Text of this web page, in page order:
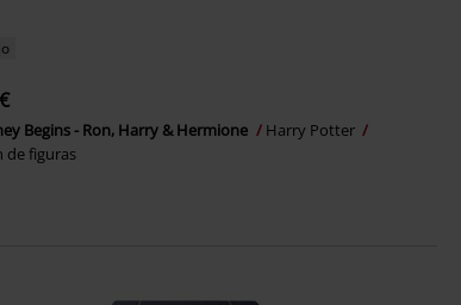
Begins - Ron, Harry & Hermione
Harry Potter
de figuras